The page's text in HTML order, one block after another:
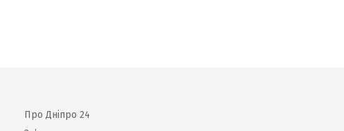
Про Дніпро 24